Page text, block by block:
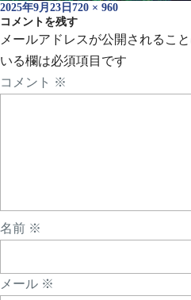
投
稿
日:
2025年9月23日 フ
ル
サ
ズ
720 × 960
コメントを残す
メールアドレスが公開されること
いる欄は必須項目です
コメント ※
名前 ※
メール ※